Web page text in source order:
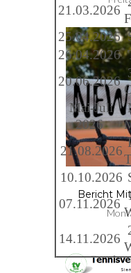
Bericht
21.03.2026
25.04.2026
26.04.2026
20.06.2026
Mai-Juli
2026
21.08.2026
10.10.2026
07.11.2026
14.11.2026